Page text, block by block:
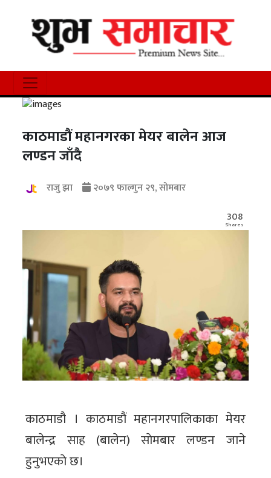
काठमाडौं महानगरका मेयर बालेन आज
लण्डन जाँदै
राजु झा
२०७९ फाल्गुन २९, सोमबार
308
Shares
काठमाडौ । काठमाडौं महानगरपालिकाका मेयर
बालेन्द्र साह (बालेन) साेमबार लण्डन जाने
हुनुभएकाे छ।